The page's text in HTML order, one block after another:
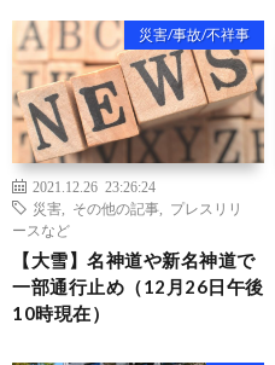
災害/事故/不祥事
2021.12.26 23:26:24
災害
その他の記事
プレスリリ
ースなど
【大雪】名神道や新名神道で
一部通行止め（12月26日午後
10時現在）